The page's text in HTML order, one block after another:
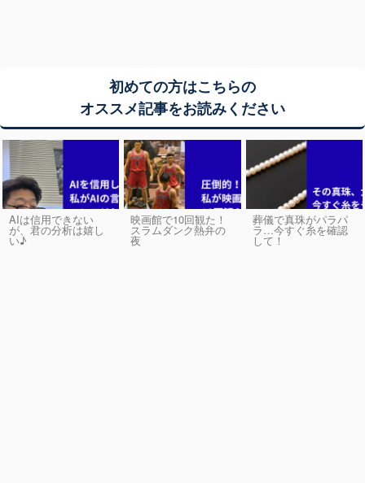
初めての方はこちらの
オススメ記事をお読みください
AIは信用できない
が、君の分析は嬉し
い♪
映画館で10回観た！
スラムダンク熱弁の
夜
葬儀で真珠がパラパ
ラ…今すぐ糸を確認
して！